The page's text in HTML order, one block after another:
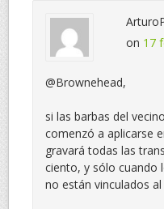
on 17
@Brownehead,
si las barbas del
comenzó a aplicarse
gravará todas las
ciento, y sólo cuando
no están vinculados